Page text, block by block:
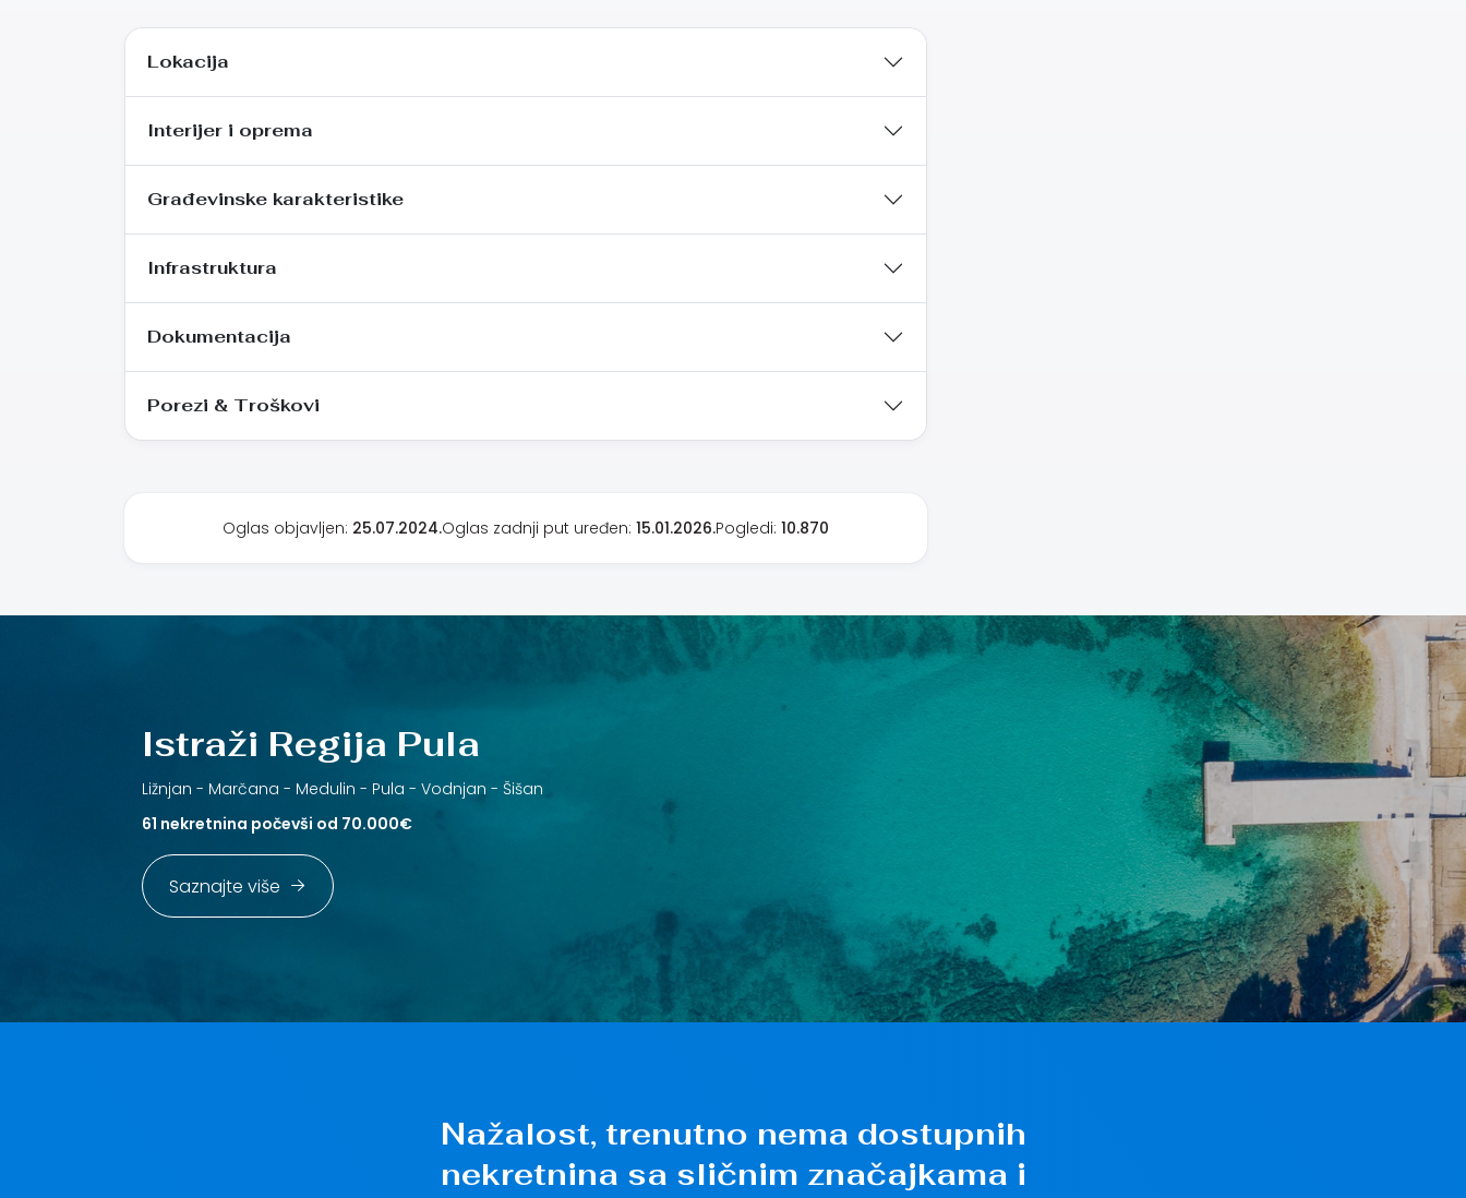
Lokacija
Interijer i oprema
Građevinske karakteristike
Infrastruktura
Dokumentacija
Porezi & Troškovi
Oglas objavljen: 25.07.2024.Oglas zadnji put uređen: 15.01.2026.Pogledi: 10.870
Istraži Regija Pula
Ližnjan - Marčana - Medulin - Pula - Vodnjan - Šišan
61 nekretnina počevši od 70.000€
Saznajte više
Nažalost, trenutno nema dostupnih
nekretnina sa sličnim značajkama i